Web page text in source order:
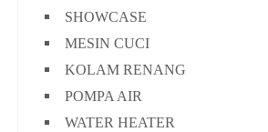
SHOWCASE
MESIN CUCI
KOLAM RENANG
POMPA AIR
WATER HEATER